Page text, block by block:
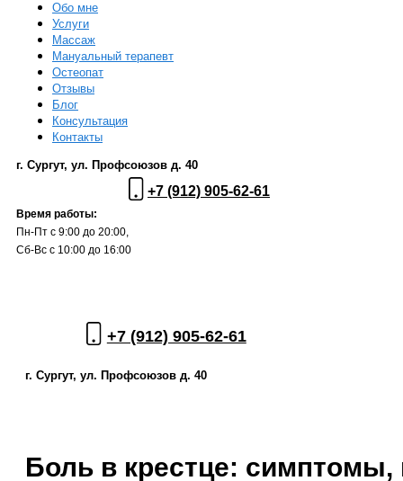
Обо мне
Услуги
Массаж
Мануальный терапевт
Остеопат
Отзывы
Блог
Консультация
Контакты
г. Сургут, ул. Профсоюзов д. 40
+7 (912) 905-62-61
Время работы:
Пн-Пт с 9:00 до 20:00,
Сб-Вс с 10:00 до 16:00
+7 (912) 905-62-61
г. Сургут, ул. Профсоюзов д. 40
Боль в крестце: